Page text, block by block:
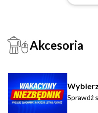
Akcesoria
Sprawdź